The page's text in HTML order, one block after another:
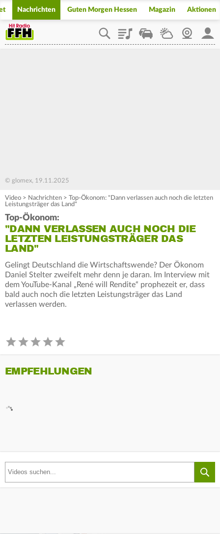
Nachrichten Guten Morgen Hessen Magazin Aktionen
PlaylistStaupilotWetterWebcam
© glomex, 19.11.2025
Video > Nachrichten > Top-Ökonom: "Dann verlassen auch noch die letzten
Leistungsträger das Land"
Top-Ökonom:
"DANN VERLASSEN AUCH NOCH DIE
LETZTEN LEISTUNGSTRÄGER DAS
LAND"
Gelingt Deutschland die Wirtschaftswende? Der Ökonom
Daniel Stelter zweifelt mehr denn je daran. Im Interview mit
dem YouTube-Kanal „René will Rendite“ prophezeit er, dass
bald auch noch die letzten Leistungsträger das Land
verlassen werden.
EMPFEHLUNGEN